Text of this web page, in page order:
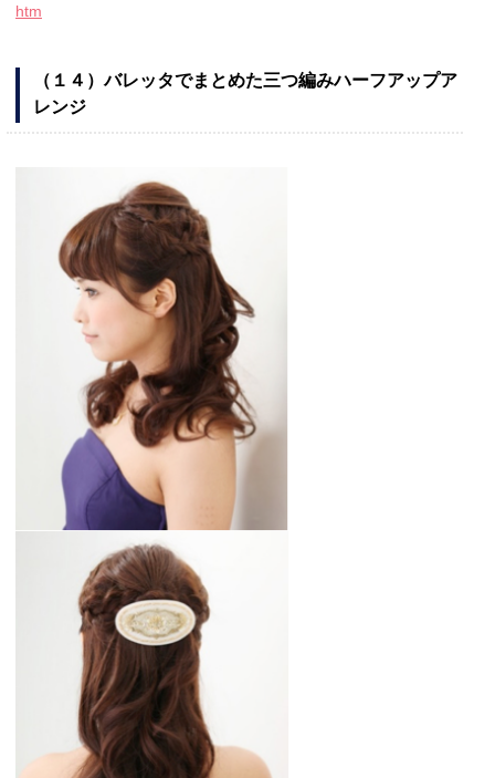
htm
（１４）バレッタでまとめた三つ編みハーフアップア
レンジ